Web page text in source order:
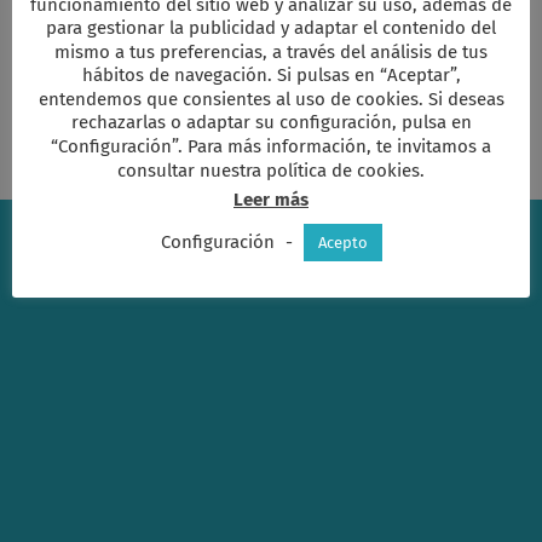
desactivadosen
Mansedumbre
frente
a
Prepotencia,
Indiferencia
y
Violencia
Leer más
funcionamiento del sitio web y analizar su uso, además de
para gestionar la publicidad y adaptar el contenido del
mismo a tus preferencias, a través del análisis de tus
hábitos de navegación. Si pulsas en “Aceptar”,
entendemos que consientes al uso de cookies. Si deseas
rechazarlas o adaptar su configuración, pulsa en
“Configuración”. Para más información, te invitamos a
consultar nuestra política de cookies.
Leer más
Configuración
- Acepto